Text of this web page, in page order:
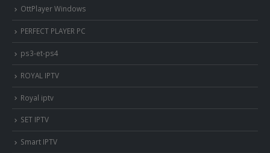
OttPlayer Windows
PERFECT PLAYER PC
ps3-et-ps4
ROYAL IPTV
Royal iptv
SET IPTV
Smart IPTV